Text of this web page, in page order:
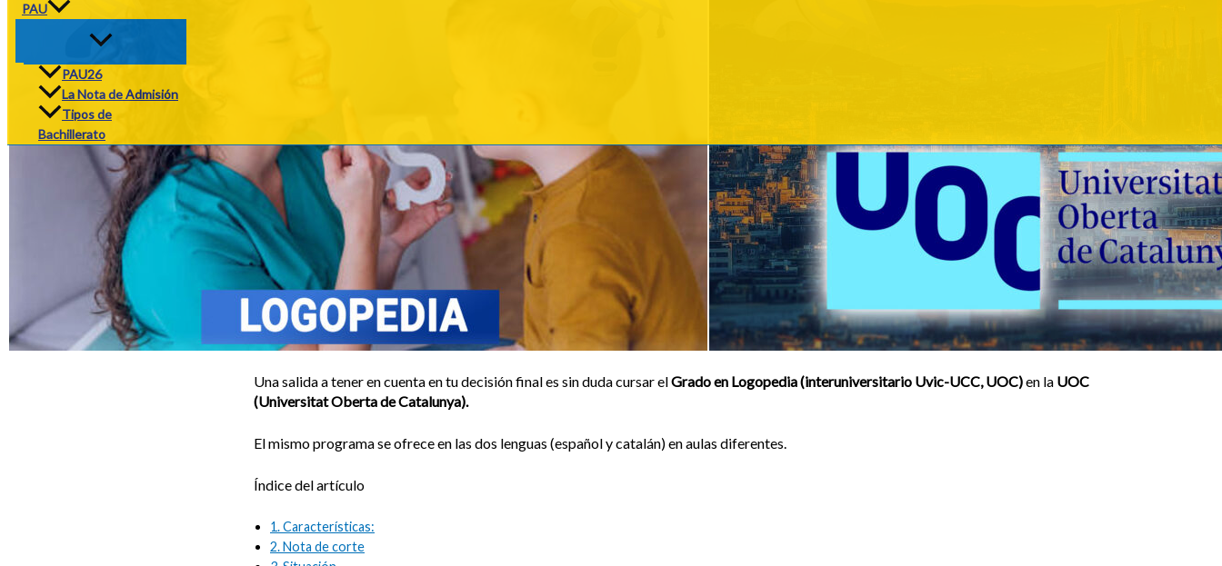
PAU
PAU26
La Nota de Admisión
Tipos de
Bachillerato
Una salida a tener en cuenta en tu decisión final es sin duda cursar elGrado en Logopedia (interuniversitario Uvic-UCC, UOC)en la UOC
(Universitat Oberta de Catalunya).
El mismo programa se ofrece en las dos lenguas (español y catalán) en aulas diferentes.
Índice del artículo
1.Características:
2.Nota de corte